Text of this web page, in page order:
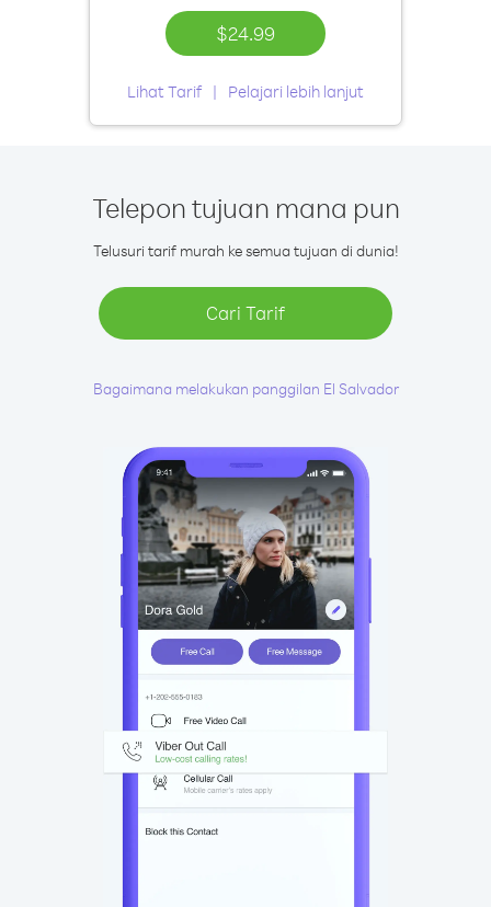
$24.99
Lihat Tarif Pelajari lebih lanjut
Telepon tujuan mana pun
Telusuri tarif murah ke semua tujuan di dunia!
Cari Tarif
Bagaimana melakukan panggilan El Salvador